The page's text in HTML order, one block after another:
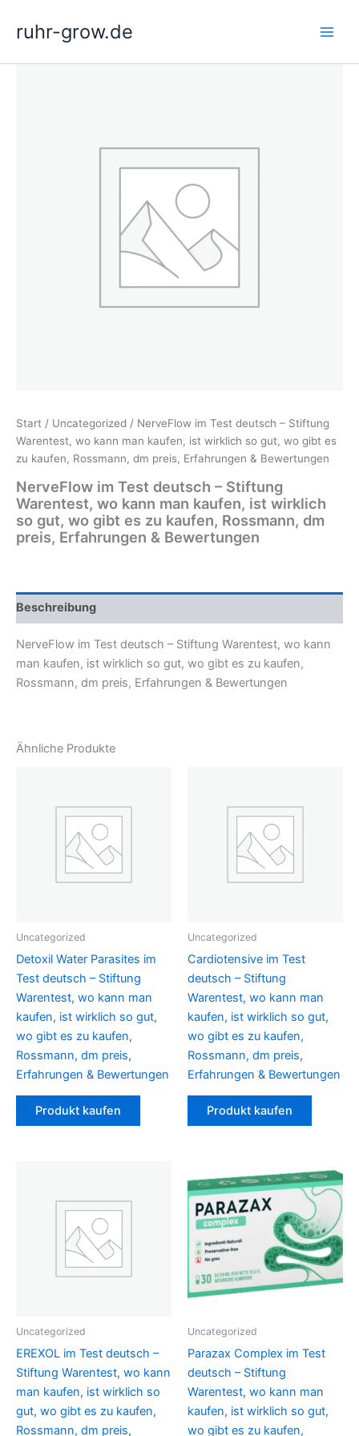
Inhaltruhr-grow.de
Start / Uncategorized / NerveFlow im Test deutsch – Stiftung
Warentest, wo kann man kaufen, ist wirklich so gut, wo gibt es
zu kaufen, Rossmann, dm preis, Erfahrungen & Bewertungen
NerveFlow im Test deutsch – Stiftung
Warentest, wo kann man kaufen, ist wirklich
so gut, wo gibt es zu kaufen, Rossmann, dm
preis, Erfahrungen & Bewertungen
Beschreibung
NerveFlow im Test deutsch – Stiftung Warentest, wo kann
man kaufen, ist wirklich so gut, wo gibt es zu kaufen,
Rossmann, dm preis, Erfahrungen & Bewertungen
Ähnliche Produkte
Uncategorized
Detoxil Water Parasites im
Test deutsch – Stiftung
Warentest, wo kann man
kaufen, ist wirklich so gut,
wo gibt es zu kaufen,
Rossmann, dm preis,
Erfahrungen & Bewertungen
Produkt kaufen
Uncategorized
Cardiotensive im Test
deutsch – Stiftung
Warentest, wo kann man
kaufen, ist wirklich so gut,
wo gibt es zu kaufen,
Rossmann, dm preis,
Erfahrungen & Bewertungen
Produkt kaufen
Uncategorized
EREXOL im Test deutsch –
Stiftung Warentest, wo kann
man kaufen, ist wirklich so
gut, wo gibt es zu kaufen,
Rossmann, dm preis,
Uncategorized
Parazax Complex im Test
deutsch – Stiftung
Warentest, wo kann man
kaufen, ist wirklich so gut,
wo gibt es zu kaufen,